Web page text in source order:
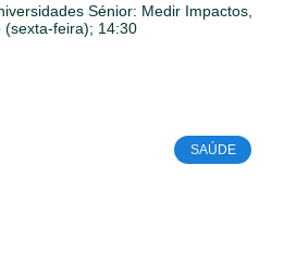
Sénior: Medir Impactos,
(sexta-feira); 14:30
SAÚDE